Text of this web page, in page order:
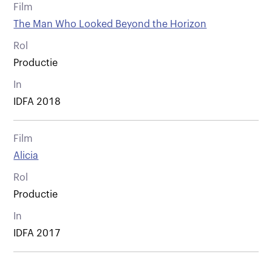
Film
The Man Who Looked Beyond the Horizon
Rol
Productie
In
IDFA 2018
Film
Alicia
Rol
Productie
In
IDFA 2017